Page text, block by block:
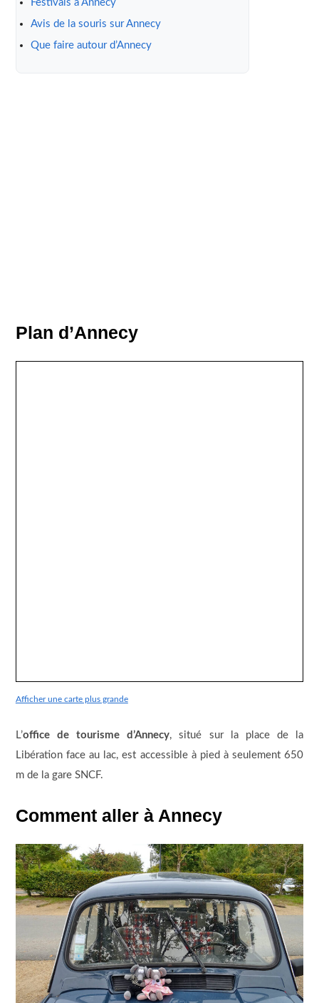
Festivals à Annecy
Avis de la souris sur Annecy
Que faire autour d’Annecy
Plan d’Annecy
Afficher une carte plus grande
L’office de tourisme d’Annecy, situé sur la place de la
Libération face au lac, est accessible à pied à seulement 650
m de la gare SNCF.
Comment aller à Annecy